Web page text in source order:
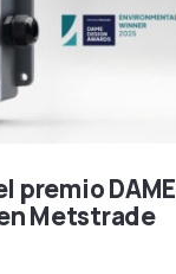
premio DAME
Metstrade